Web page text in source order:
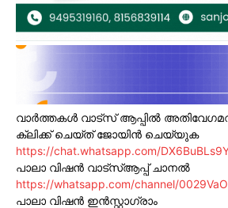
വാർത്തകൾ വാട്സ് ആപ്പിൽ
ക്ലിക്ക് ചെയ്ത് ജോയിൻ ചെയ്യുക
https://chat.whatsapp.com/
പാലാ വിഷൻ വാട്സ്ആപ്പ് ചാനൽ
https://whatsapp.com/channel/
പാലാ വിഷൻ ഇൻസ്റ്റാഗ്രാം